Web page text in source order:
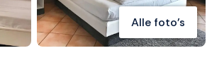
Alle foto's